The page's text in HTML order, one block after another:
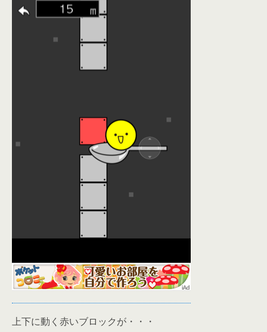
上下に動く赤いブロックが・・・